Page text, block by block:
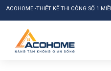
ACOHOME -THIẾT KẾ THI CÔNG SỐ 1